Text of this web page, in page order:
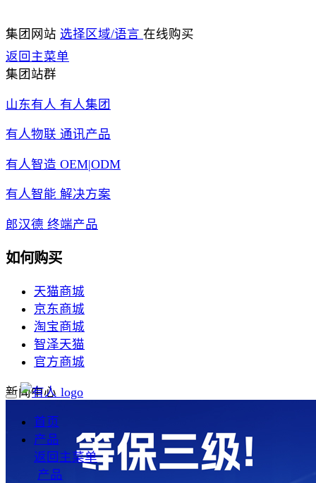
集团网站 选择区域/语言 在线购买
返回主菜单
集团站群
山东有人 有人集团
有人物联 通讯产品
有人智造 OEM|ODM
有人智能 解决方案
郎汉德 终端产品
如何购买
天猫商城
京东商城
淘宝商城
智泽天猫
官方商城
首页
产品
返回主菜单
产品
新闻中心